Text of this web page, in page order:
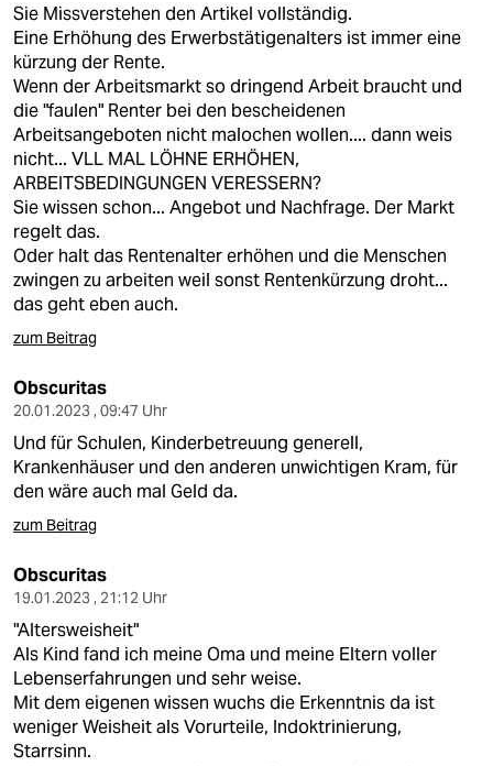
Sie Missverstehen den Artikel vollständig.
Eine Erhöhung des Erwerbstätigenalters ist immer eine
kürzung der Rente.
Wenn der Arbeitsmarkt so dringend Arbeit braucht und
die "faulen" Renter bei den bescheidenen
Arbeitsangeboten nicht malochen wollen.... dann weis
nicht... VLL MAL LÖHNE ERHÖHEN,
ARBEITSBEDINGUNGEN VERESSERN?
Sie wissen schon... Angebot und Nachfrage. Der Markt
regelt das.
Oder halt das Rentenalter erhöhen und die Menschen
zwingen zu arbeiten weil sonst Rentenkürzung droht...
das geht eben auch.
zum Beitrag
Obscuritas
20.01.2023 , 09:47 Uhr
Und für Schulen, Kinderbetreuung generell,
Krankenhäuser und den anderen unwichtigen Kram, für
den wäre auch mal Geld da.
zum Beitrag
Obscuritas
19.01.2023 , 21:12 Uhr
"Altersweisheit"
Als Kind fand ich meine Oma und meine Eltern voller
Lebenserfahrungen und sehr weise.
Mit dem eigenen wissen wuchs die Erkenntnis da ist
weniger Weisheit als Vorurteile, Indoktrinierung,
Starrsinn.